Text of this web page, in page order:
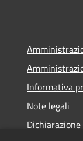
Informativa
Note legali